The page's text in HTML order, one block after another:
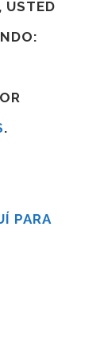
USTED
OR
.
PARA